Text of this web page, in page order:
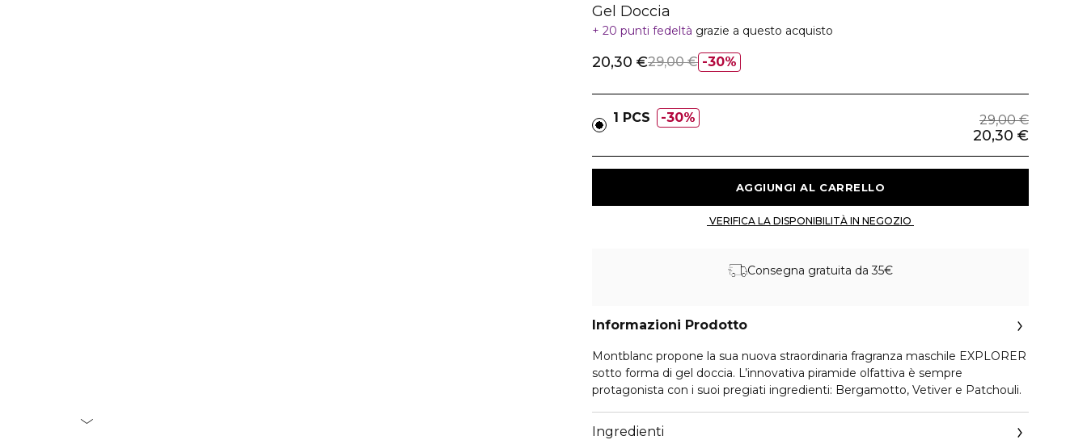
Gel Doccia
20 punti fedeltà grazie a questo acquisto
30%
20,30 €29,00 €
1 PCS 30% 29,00 €
20,30 €
Consegna gratuita da 35€
Informazioni Prodotto
Montblanc propone la sua nuova straordinaria fragranza maschile EXPLORER
sotto forma di gel doccia. L’innovativa piramide olfattiva è sempre
protagonista con i suoi pregiati ingredienti: Bergamotto, Vetiver e Patchouli.
Ingredienti